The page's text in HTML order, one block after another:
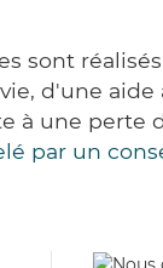
sont
d'une
à une perte
par un